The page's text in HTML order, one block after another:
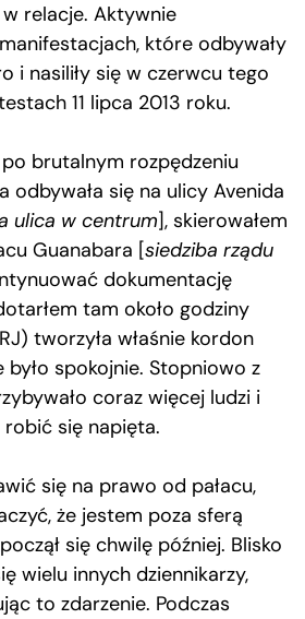
relacje. Aktywnie
które odbywały
i nasiliły się w czerwcu tego
11 lipca 2013 roku.
po brutalnym rozpędzeniu
odbywała się na ulicy Avenida
ulica w centrum], skierowałem
Guanabara [siedziba rządu
dokumentację
tam około godziny
tworzyła właśnie kordon
było spokojnie. Stopniowo z
coraz więcej ludzi i
robić się napięta.
się na prawo od pałacu,
że jestem poza sferą
się chwilę później. Blisko
wielu innych dziennikarzy,
to zdarzenie. Podczas